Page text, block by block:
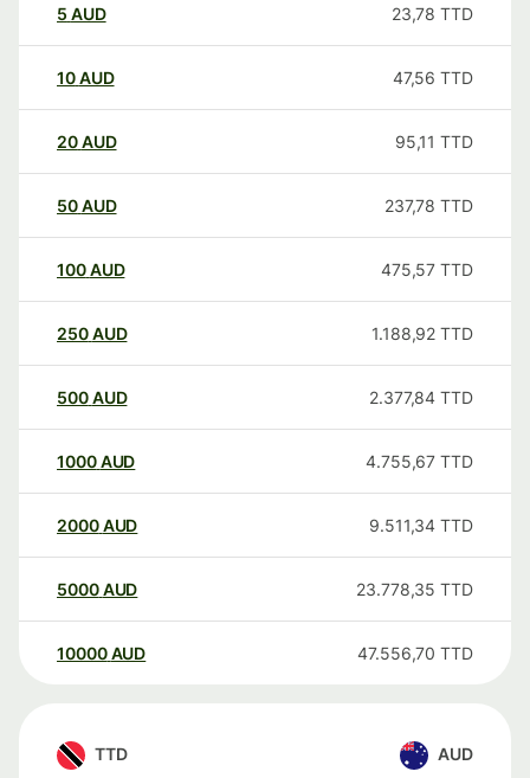
5 AUD 23,78 TTD
10AUD 47,56 TTD
20AUD 95,11 TTD
50AUD 237,78 TTD
100AUD 475,57 TTD
250AUD 1.188,92 TTD
500AUD 2.377,84 TTD
1000AUD 4.755,67 TTD
2000AUD 9.511,34 TTD
5000AUD 23.778,35 TTD
10000 AUD 47.556,70 TTD
TTD AUD